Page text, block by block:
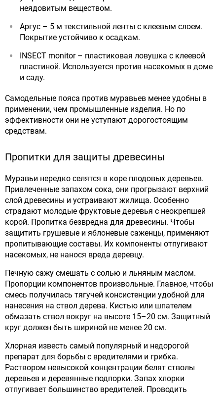
неядовитым веществом.
Аргус – 5 м текстильной ленты с клеевым слоем.
Покрытие устойчиво к осадкам.
INSECT monitor – пластиковая ловушка с клеевой
пластиной. Используется против насекомых в доме
и саду.
Самодельные пояса против муравьев менее удобны в
применении, чем промышленные изделия. Но по
эффективности они не уступают дорогостоящим
средствам.
Пропитки для защиты древесины
Муравьи нередко селятся в коре плодовых деревьев.
Привлеченные запахом сока, они прогрызают верхний
слой древесины и устраивают жилища. Особенно
страдают молодые фруктовые деревья с неокрепшей
корой. Пропитка безвредна для древесины. Чтобы
защитить грушевые и яблоневые саженцы, применяют
пропитывающие составы. Их компоненты отпугивают
насекомых, не нанося вреда деревцу.
Печную сажу смешать с солью и льняным маслом.
Пропорции компонентов произвольные. Главное, чтобы
смесь получилась тягучей консистенции удобной для
нанесения на ствол дерева. Кистью или шпателем
обмазать ствол вокруг на высоте 15–20 см. Защитный
круг должен быть шириной не менее 20 см.
Хлорная известь самый популярный и недорогой
препарат для борьбы с вредителями и грибка.
Раствором невысокой концентрации белят стволы
деревьев и деревянные подпорки. Запах хлорки
отпугивает большинство вредителей. Проводить